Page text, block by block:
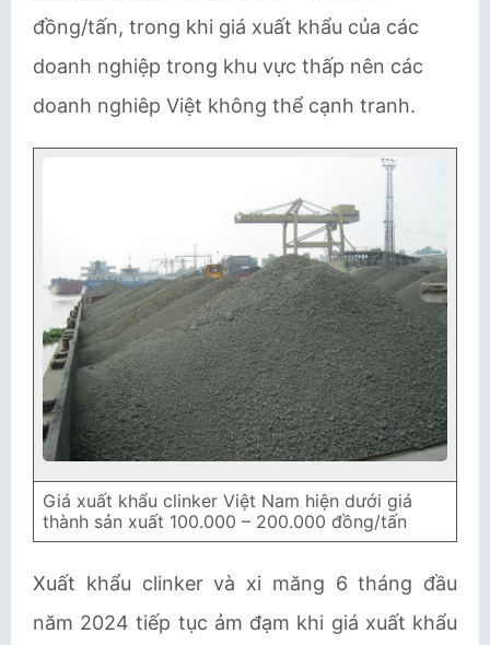
đồng/tấn, trong khi giá xuất khẩu của các
doanh nghiệp trong khu vực thấp nên các
doanh nghiêp Việt không thể cạnh tranh.
Giá xuất khẩu clinker Việt Nam hiện dưới giá
thành sản xuất 100.000 – 200.000 đồng/tấn
Xuất khẩu clinker và xi măng 6 tháng đầu
năm 2024 tiếp tục ảm đạm khi giá xuất khẩu